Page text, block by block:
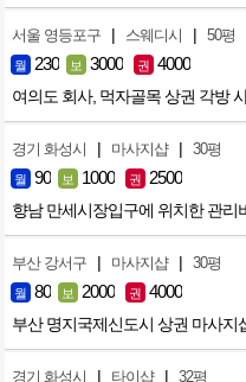
서울 영등포구 | 스웨디시 | 50평
월 230 보 3000 권 4000
여의도 회사, 먹자골목 상권 각방
경기 화성시 | 마사지샵 | 30평
월 90 보 1000 권 2500
향남 만세시장입구에 위치한 관리
부산 강서구 | 마사지샵 | 30평
월 80 보 2000 권 4000
부산 명지국제신도시 상권 마사지
경기 화성시 | 타이샵 | 32평